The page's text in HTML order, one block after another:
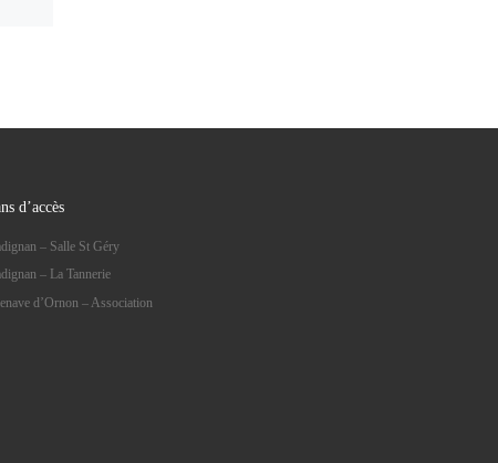
d’accès
– Salle St Géry
– La Tannerie
d’Ornon – Association